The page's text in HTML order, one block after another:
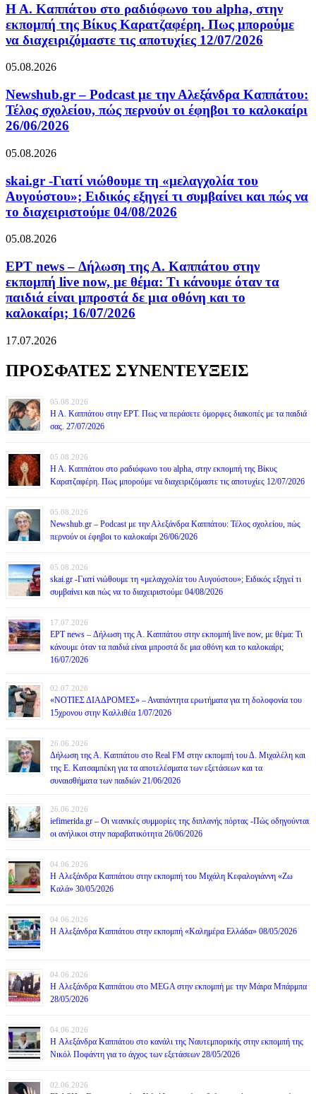
Η Α. Καππάτου στο ραδιόφωνο του alpha, στην
εκπομπή της Βίκυς Καρατζαφέρη. Πως μπορούμε
να διαχειριζόμαστε τις αποτυχίες 12/07/2026
05.08.2026
Newshub.gr – Podcast με την Αλεξάνδρα Καππάτου:
Τέλος σχολείου, πώς περνούν οι έφηβοι το καλοκαίρι
26/06/2026
05.08.2026
skai.gr -Γιατί νιώθουμε τη «μελαγχολία του
Αυγούστου»; Ειδικός εξηγεί τι συμβαίνει και πώς να
το διαχειριστούμε 04/08/2026
05.08.2026
ΕΡΤ news – Δήλωση της Α. Καππάτου στην
εκπομπή live now, με θέμα: Τι κάνουμε όταν τα
παιδιά είναι μπροστά δε μια οθόνη και το
καλοκαίρι; 16/07/2026
17.07.2026
ΠΡΟΣΦΑΤΕΣ ΣΥΝΕΝΤΕΥΞΕΙΣ
05.08.2026
Η Α. Καππάτου στην ΕΡΤ. Πως να περάσετε όμορφες διακοπές με τα παιδιά
σας. 27/07/2026
05.08.2026
Η Α. Καππάτου στο ραδιόφωνο του alpha, στην εκπομπή της Βίκυς
Καρατζαφέρη. Πως μπορούμε να διαχειριζόμαστε τις αποτυχίες 12/07/2026
05.08.2026
Newshub.gr – Podcast με την Αλεξάνδρα Καππάτου: Τέλος σχολείου, πώς
περνούν οι έφηβοι το καλοκαίρι 26/06/2026
05.08.2026
skai.gr -Γιατί νιώθουμε τη «μελαγχολία του Αυγούστου»; Ειδικός εξηγεί τι
συμβαίνει και πώς να το διαχειριστούμε 04/08/2026
17.07.2026
ΕΡΤ news – Δήλωση της Α. Καππάτου στην εκπομπή live now, με θέμα: Τι
κάνουμε όταν τα παιδιά είναι μπροστά δε μια οθόνη και το καλοκαίρι;
16/07/2026
02.07.2026
«ΝΟΤΙΕΣ ΔΙΑΔΡΟΜΕΣ» – Αναπάντητα ερωτήματα για τη δολοφονία του
15χρονου στην Καλλιθέα 1/07/2026
26.06.2026
Δήλωση της Α. Καππάτου στο Real FM στην εκπομπή του Δ. Μιχαλέλη και
της Ε. Κατσαμπέκη για τα αποτελέσματα των εξετάσεων και τα
συναισθήματα των παιδιών 21/06/2026
26.06.2026
iefimerida.gr – Οι νεανικές συμμορίες της διπλανής πόρτας -Πώς οδηγούνται
οι ανήλικοι στην παραβατικότητα 26/06/2026
04.06.2026
H Αλεξάνδρα Καππάτου στην εκπομπή του Μιχάλη Κεφαλογιάννη «Ζω
Καλά» 30/05/2026
04.06.2026
H Αλεξάνδρα Καππάτου στην εκπομπή «Καλημέρα Ελλάδα» 08/05/2026
04.06.2026
H Αλεξάνδρα Καππάτου στο MEGA στην εκπομπή με την Μάιρα Mπάρμπα
28/05/2026
04.06.2026
H Αλεξάνδρα Καππάτου στο κανάλι της Ναυτεμπορικής στην εκπομπή της
Νικόλ Ποφάντη για το άγχος των εξετάσεων 28/05/2026
02.06.2026